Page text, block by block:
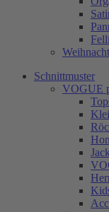
Schnittmuster
VOGUE